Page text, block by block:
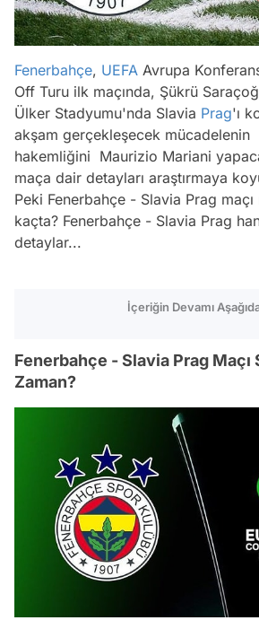
Fenerbahçe, UEFA Avrupa
Off Turu ilk maçında, Şükrü
Ülker Stadyumu'nda Slavia Prag'ı
akşam gerçekleşecek mücadelenin
hakemliğini Maurizio Mariani
maça dair detayları araştırmaya
Peki Fenerbahçe - Slavia Prag
kaçta? Fenerbahçe - Slavia Prag
detaylar...
İçeriğin Devamı
Fenerbahçe - Slavia Prag Maçı
Zaman?